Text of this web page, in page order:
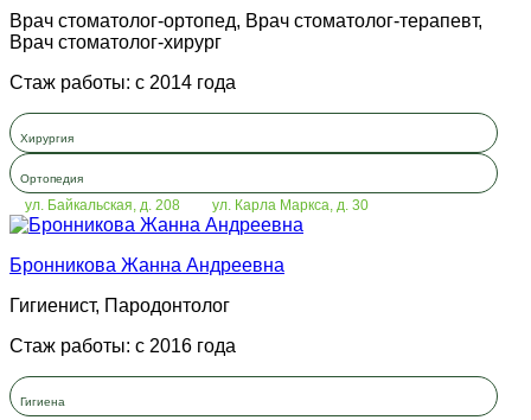
Врач стоматолог-ортопед, Врач стоматолог-терапевт,
Врач стоматолог-хирург
Стаж работы: с 2014 года
Хирургия
Ортопедия
ул. Байкальская, д. 208 ул. Карла Маркса, д. 30
Бронникова Жанна Андреевна
Гигиенист, Пародонтолог
Стаж работы: с 2016 года
Гигиена